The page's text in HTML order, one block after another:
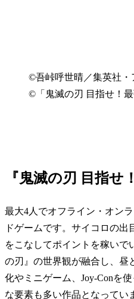
©吾峠呼世晴／集英社・
©「鬼滅の刃 目指せ！
『鬼滅の刃 目指せ
最大4人でオフライン・オン
ドゲームです。サイコロの出
をこなしてポイントを稼いで
の刃』の世界観が融合し、昼
化やミニゲーム、Joy-Conを
な要素も多い作品となってい